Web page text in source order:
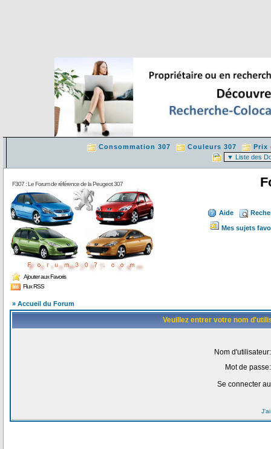
Consommation 307 Couleurs 307 Prix
F307 : Le Forum de référence de la Peugeot 307
Ajouter aux Favoris
Flux RSS
Aide
Mes sujets
» Accueil du Forum
Veuillez entrer votre nom
Nom d'utilisateur:
Mot de passe:
Se connecter